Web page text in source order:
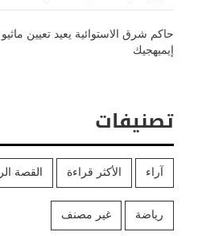
حاكم شرق الاستوائية يعيد تعيين
إيميهجيك
تصنيفات
آراء الأكثر قراءة القصة
رياضة غير مصنف